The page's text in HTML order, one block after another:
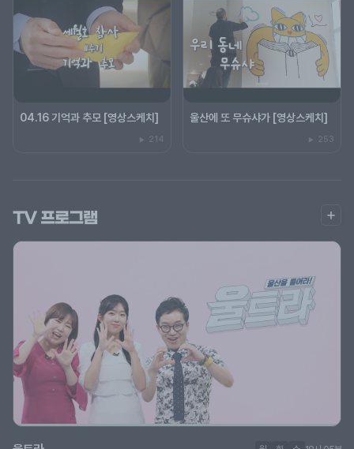
04.16 기억과 추모 [영상스케치]
214
울산에 또 무슈샤가 [영상스케치]
253
TV 프로그램
더
보